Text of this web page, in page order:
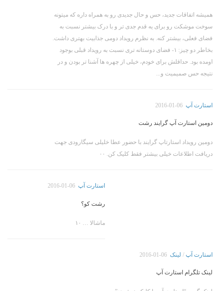
همیشه اتفاقات جدید، حس و حال جدیدی رو به همراه داره که میتونه
سوخت موشکت رو برای یه قدم جدی تر و با درک بیشتر نسبت به
فضای فعلی، بیشتر کنه. به نظرم رویداد دومی جذابیت بهتری داشت.
بخاطر دو چیز: ۱- فضای دوستانه تری نسبت به رویداد قبلی بوجود
اومده بود. حداقلش برای خودم، خیلی از چهره ها آشنا تر بودن و در
نتیجه حس صمیمیت و...
استارت آپ 2016-01-06
دومین استارت آپ گرایند رشت
دومین رویداد استارتاپ گرایند با حضور عطا خلیلی سیگارودی جهت
دریافت اطلاعات خیلی بیشتر فقط کلیک کن. ۰۰
استارت آپ 2016-01-06
رشت کو؟
ماشالا … ۱۰
استارت آپ / لینک 2016-01-06
لینک تلگرام استارت آپ